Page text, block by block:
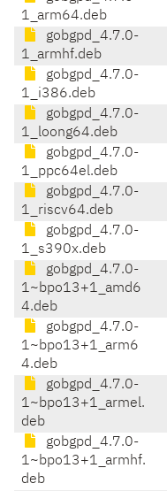
1_arm64.deb
gobgpd_4.7.0-
1_armhf.deb
gobgpd_4.7.0-
1_i386.deb
gobgpd_4.7.0-
1_loong64.deb
gobgpd_4.7.0-
1_ppc64el.deb
gobgpd_4.7.0-
1_riscv64.deb
gobgpd_4.7.0-
1_s390x.deb
gobgpd_4.7.0-
1~bpo13+1_amd6
4.deb
gobgpd_4.7.0-
1~bpo13+1_arm6
4.deb
gobgpd_4.7.0-
1~bpo13+1_armel.
deb
gobgpd_4.7.0-
1~bpo13+1_armhf.
deb